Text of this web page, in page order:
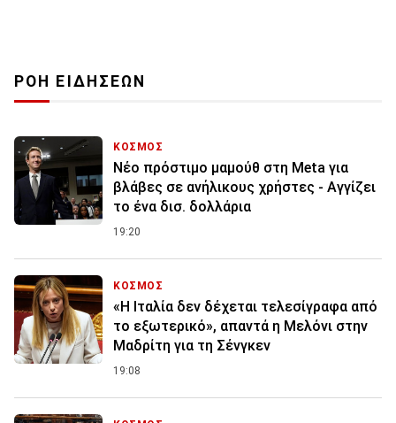
ΡΟΗ ΕΙΔΗΣΕΩΝ
ΚΟΣΜΟΣ
Nέο πρόστιμο μαμούθ στη Meta για
βλάβες σε ανήλικους χρήστες - Αγγίζει
το ένα δισ. δολλάρια
19:20
ΚΟΣΜΟΣ
«Η Ιταλία δεν δέχεται τελεσίγραφα από
το εξωτερικό», απαντά η Μελόνι στην
Μαδρίτη για τη Σένγκεν
19:08